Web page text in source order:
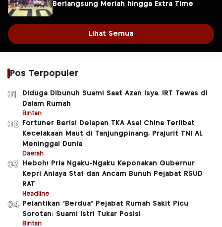
Berlangsung Meriah hingga Extra Time
Lihat Semua
Pos Terpopuler
01
Diduga Dibunuh Suami Saat Azan Isya, IRT Tewas di
Dalam Rumah
Bintan
02
Fortuner Berisi Delapan TKA Asal China Terlibat
Kecelakaan Maut di Tanjungpinang, Prajurit TNI AL
Meninggal Dunia
Daerah
03
Heboh! Pria Ngaku-Ngaku Keponakan Gubernur
Kepri Aniaya Staf dan Ancam Bunuh Pejabat RSUD
RAT
Headline
04
Pelantikan “Berdua” Pejabat Rumah Sakit Picu
Sorotan: Suami Istri Tukar Posisi
Bintan